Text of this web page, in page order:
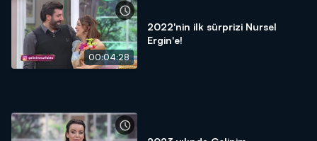
00:04:28
2022'nin ilk sürprizi Nursel
Ergin'e!